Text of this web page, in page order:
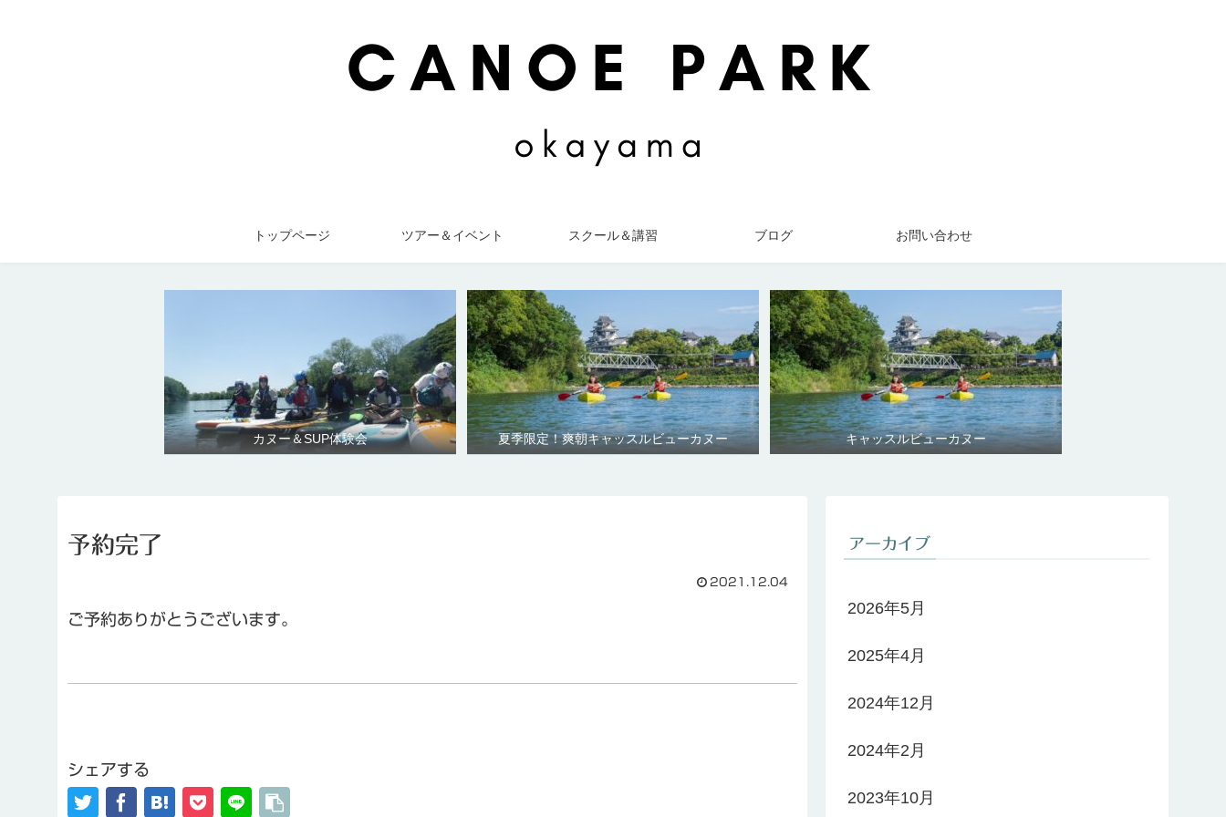
トップページ ツアー＆イベント スクール＆講習 ブログ お問い合わせ
カヌー＆SUP体験会 夏季限定！爽朝キャッスルビューカヌー キャッスルビューカヌー
予約完了
2021.12.04
ご予約ありがとうございます。
シェアする
アーカイブ
2026年5月
2025年4月
2024年12月
2024年2月
2023年10月